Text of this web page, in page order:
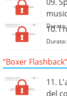
10. I
“Boxer
11.
del